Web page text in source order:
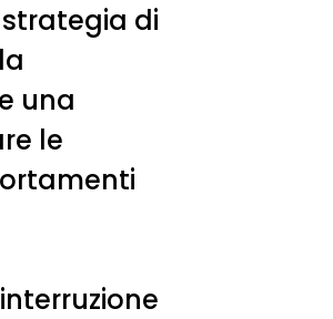
di
una
le